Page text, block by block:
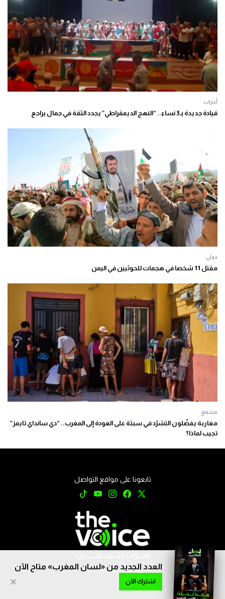
أحزاب
قيادة جديدة بـ3 نساء.. “النهج الديمقراطي” يجدد الثقة في جمال براجع
دولي
مقتل 11 شخصا في هجمات للحوثيين في اليمن
مجتمع
مغاربة يفضّلون التشرّد في سبتة على العودة إلى المغرب.. “دي سانداي تايمز”
تجيب لماذا؟
العدد الجديد من «لسان المغرب» متاح الآن
اشترك الآن ×
تابعونا على مواقع التواصل
جميع الحقوق محفوظة © 2026